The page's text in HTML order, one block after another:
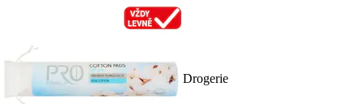
Drogerie